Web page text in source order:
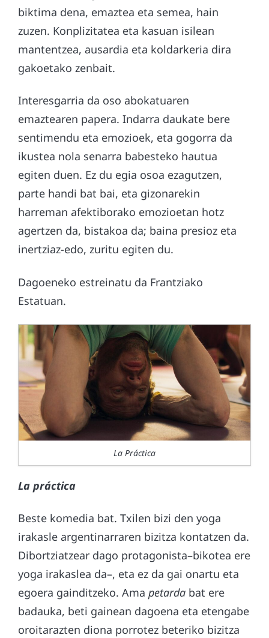
biktima dena, emaztea eta semea, hain
zuzen. Konplizitatea eta kasuan isilean
mantentzea, ausardia eta koldarkeria dira
gakoetako zenbait.
Interesgarria da oso abokatuaren
emaztearen papera. Indarra daukate bere
sentimendu eta emozioek, eta gogorra da
ikustea nola senarra babesteko hautua
egiten duen. Ez du egia osoa ezagutzen,
parte handi bat bai, eta gizonarekin
harreman afektiborako emozioetan hotz
agertzen da, bistakoa da; baina presioz eta
inertziaz-edo, zuritu egiten du.
Dagoeneko estreinatu da Frantziako
Estatuan.
La Práctica
La práctica
Beste komedia bat. Txilen bizi den yoga
irakasle argentinarraren bizitza kontatzen da.
Dibortziatzear dago protagonista–bikotea ere
yoga irakaslea da–, eta ez da gai onartu eta
egoera gainditzeko. Ama petarda bat ere
badauka, beti gainean dagoena eta etengabe
oroitarazten diona porrotez beteriko bizitza